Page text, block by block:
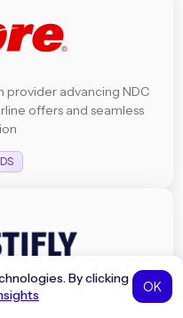
By clicking
OK
provider advancing NDC
offers and seamless
through its Travel